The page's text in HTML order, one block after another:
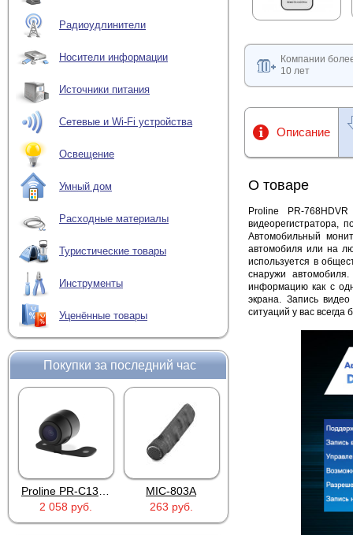
Радиоудлинители
Носители информации
Источники питания
Сетевые и Wi-Fi устройства
Освещение
Умный дом
Расходные материалы
Туристические товары
Инструменты
Уценённые товары
Покупки за последний час
2 058 руб.
MIC-803A
263 руб.
4PIN(п)/2RCA(м)+DJK-11(п)
Компании
10 лет
Описание
О товаре
Proline PR-
видеорегистратора,
Автомобильный
автомобиля или на
используется в
снаружи
информацию как с
экрана. Запись
ситуаций у вас